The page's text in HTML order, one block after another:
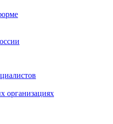
организациях